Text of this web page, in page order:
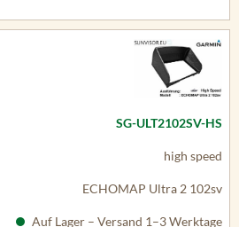
SG-ULT2102SV-HS
high speed
ECHOMAP Ultra 2 102sv
Auf Lager – Versand 1–3 Werktage